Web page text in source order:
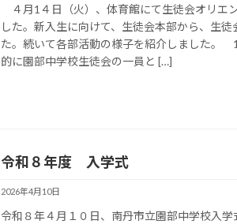
４月1４日（火）、体育館にて生徒会オリエ
した。新入生に向けて、生徒会本部から、生
た。続いて各部活動の様子を紹介しました。
的に園部中学校生徒会の一員と […]
令和８年度 入学式
2026年4月10日
令和８年４月１０日、南丹市立園部中学校入学